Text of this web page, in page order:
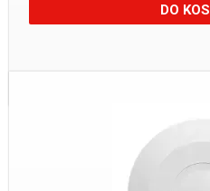
DO
Dostępne: